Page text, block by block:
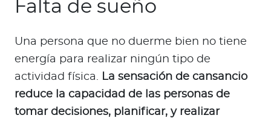
Falta de sueño
Una persona que no duerme bien no tiene
energía para realizar ningún tipo de
actividad física. La sensación de cansancio
reduce la capacidad de las personas de
tomar decisiones, planificar, y realizar